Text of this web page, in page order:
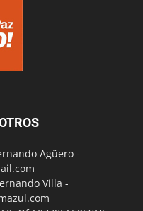
Agüero -
Villa -